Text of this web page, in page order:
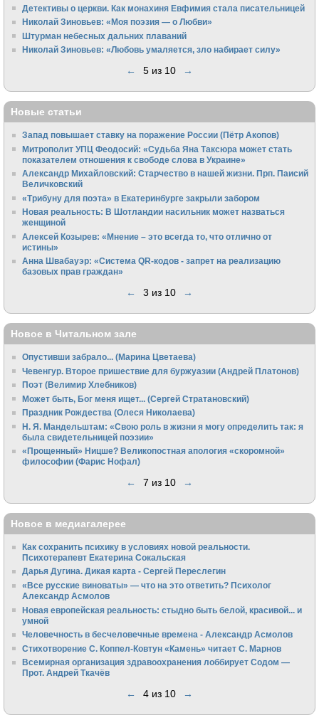
Детективы о церкви. Как монахиня Евфимия стала писательницей
Николай Зиновьев: «Моя поэзия — о Любви»
Штурман небесных дальних плаваний
Николай Зиновьев: «Любовь умаляется, зло набирает силу»
← 5 из 10 →
Новые статьи
Запад повышает ставку на поражение России (Пётр Акопов)
Митрополит УПЦ Феодосий: «Судьба Яна Таксюра может стать
показателем отношения к свободе слова в Украине»
Алек­сандр Михайловский: Старчество в нашей жизни. Прп. Паисий
Величковский
«Трибуну для поэта» в Екатеринбурге закрыли забором
Новая реальность: В Шотландии насильник может назваться
женщиной
Алексей Козырев: «Мнение – это всегда то, что отлично от
истины»
Анна Швабауэр: «Система QR-кодов - запрет на реализацию
базовых прав граждан»
← 3 из 10 →
Новое в Читальном зале
Опустивши забрало... (Марина Цветаева)
Чевенгур. Второе пришествие для буржуазии (Андрей Платонов)
Поэт (Велимир Хлебников)
Может быть, Бог меня ищет... (Сергей Стратановский)
Праздник Рождества (Олеся Николаева)
Н. Я. Мандельштам: «Свою pоль в жизни я могу опpеделить так: я
была свидетельницей поэзии»
«Прощенный» Ницше? Великопостная апология «скоромной»
философии (Фарис Нофал)
← 7 из 10 →
Новое в медиагалерее
Как сохранить психику в условиях новой реальности.
Психотерапевт Екатерина Сокальская
Дарья Дугина. Дикая карта - Сергей Переслегин
«Все русские виноваты» — что на это ответить? Психолог
Александр Асмолов
Новая европейская реальность: стыдно быть белой, красивой... и
умной
Человечность в бесчеловечные времена - Александр Асмолов
Стихотворение С. Коппел-Ковтун «Камень» читает С. Марнов
Всемирная организация здравоохранения лоббирует Содом —
Прот. Андрей Ткачёв
← 4 из 10 →